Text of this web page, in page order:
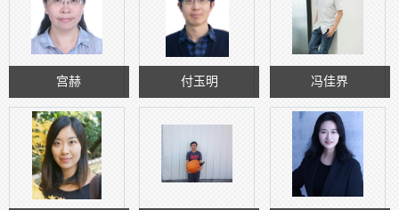
宫赫 付玉明 冯佳界